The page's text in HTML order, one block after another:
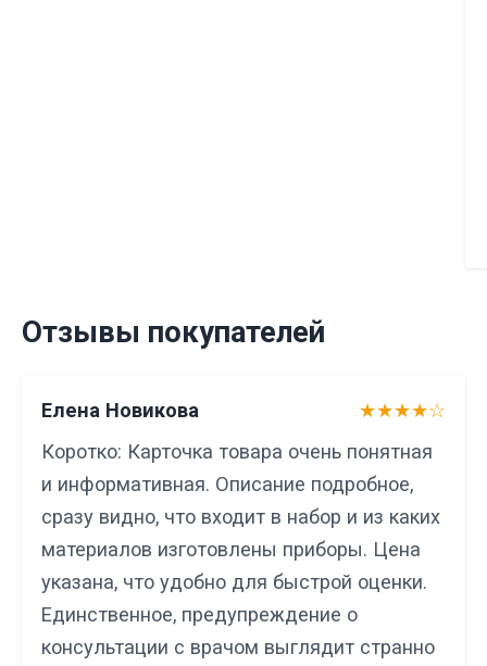
Отзывы покупателей
Елена Новикова
★★★★☆
Коротко: Карточка товара очень понятная
и информативная. Описание подробное,
сразу видно, что входит в набор и из каких
материалов изготовлены приборы. Цена
указана, что удобно для быстрой оценки.
Единственное, предупреждение о
консультации с врачом выглядит странно